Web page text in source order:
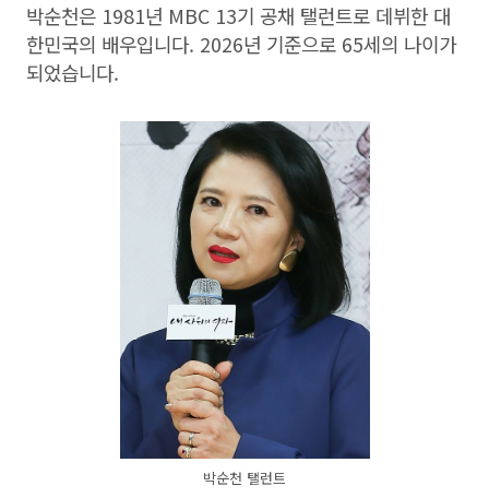
박순천은 1981년 MBC 13기 공채 탤런트로 데뷔한 대
한민국의 배우입니다. 2026년 기준으로 65세의 나이가
되었습니다.
박순천 탤런트